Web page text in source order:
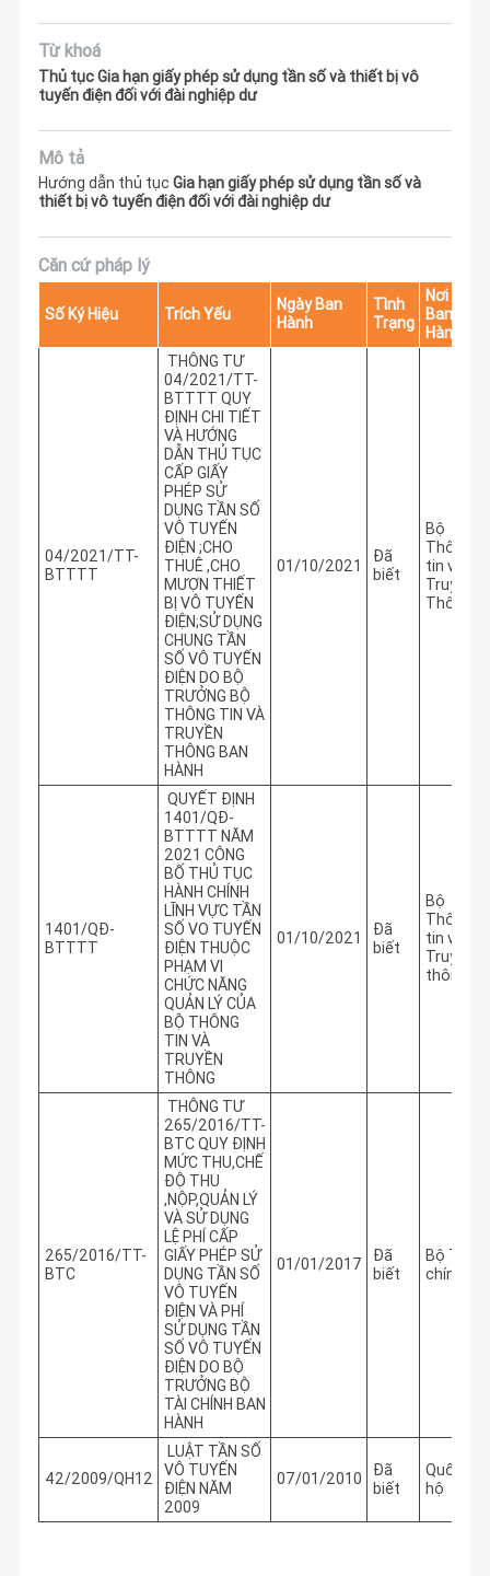
Từ khoá
Thủ tục Gia hạn giấy phép sử dụng tần số và thiết bị vô
tuyến điện đối với đài nghiệp dư
Mô tả
Hướng dẫn thủ tụcGia hạn giấy phép sử dụng tần số và
thiết bị vô tuyến điện đối với đài nghiệp dư
Căn cứ pháp lý
Số Ký Hiệu Trích Yếu
Ngày Ban
Hành
Tình
Trạng
Nơi
Ban
Hành
04/2021/TT-
BTTTT
THÔNG TƯ
04/2021/TT-
BTTTT QUY
ĐỊNH CHI TIẾT
VÀ HƯỚNG
DẪN THỦ TỤC
CẤP GIẤY
PHÉP SỬ
DỤNG TẦN SỐ
VÔ TUYẾN
ĐIỆN ;CHO
THUÊ ,CHO
MƯỢN THIẾT
BỊ VÔ TUYẾN
ĐIỆN;SỬ DỤNG
CHUNG TẦN
SỐ VÔ TUYẾN
ĐIỆN DO BỘ
TRƯỞNG BỘ
THÔNG TIN VÀ
TRUYỀN
THÔNG BAN
HÀNH
01/10/2021
Đã
biết
Bộ
Thông
tin và
Truyền
Thông
1401/QĐ-
BTTTT
QUYẾT ĐỊNH
1401/QĐ-
BTTTT NĂM
2021 CÔNG
BỐ THỦ TỤC
HÀNH CHÍNH
LĨNH VỰC TẦN
SỐ VO TUYẾN
ĐIỆN THUỘC
PHẠM VI
CHỨC NĂNG
QUẢN LÝ CỦA
BỘ THÔNG
TIN VÀ
TRUYỀN
THÔNG
01/10/2021
Đã
biết
Bộ
Thông
tin và
Truyền
thông
265/2016/TT-
BTC
THÔNG TƯ
265/2016/TT-
BTC QUY ĐỊNH
MỨC THU,CHẾ
ĐỘ THU
,NỘP,QUẢN LÝ
VÀ SỬ DỤNG
LỆ PHÍ CẤP
GIẤY PHÉP SỬ
DỤNG TẦN SỐ
VÔ TUYẾN
ĐIỆN VÀ PHÍ
SỬ DỤNG TẦN
SỐ VÔ TUYẾN
ĐIỆN DO BỘ
TRƯỞNG BỘ
TÀI CHÍNH BAN
HÀNH
01/01/2017
Đã
biết
Bộ Tài
chính
42/2009/QH12
LUẬT TẦN SỐ
VÔ TUYẾN
ĐIỆN NĂM
2009
07/01/2010
Đã
biết
Quốc
hộ